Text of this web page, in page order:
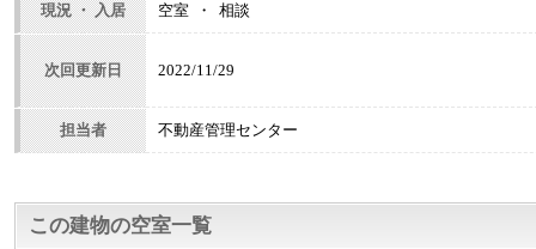
現況 ・ 入居 空室 ・ 相談
次回更新日 2022/11/29
担当者 不動産管理センター
この建物の空室一覧